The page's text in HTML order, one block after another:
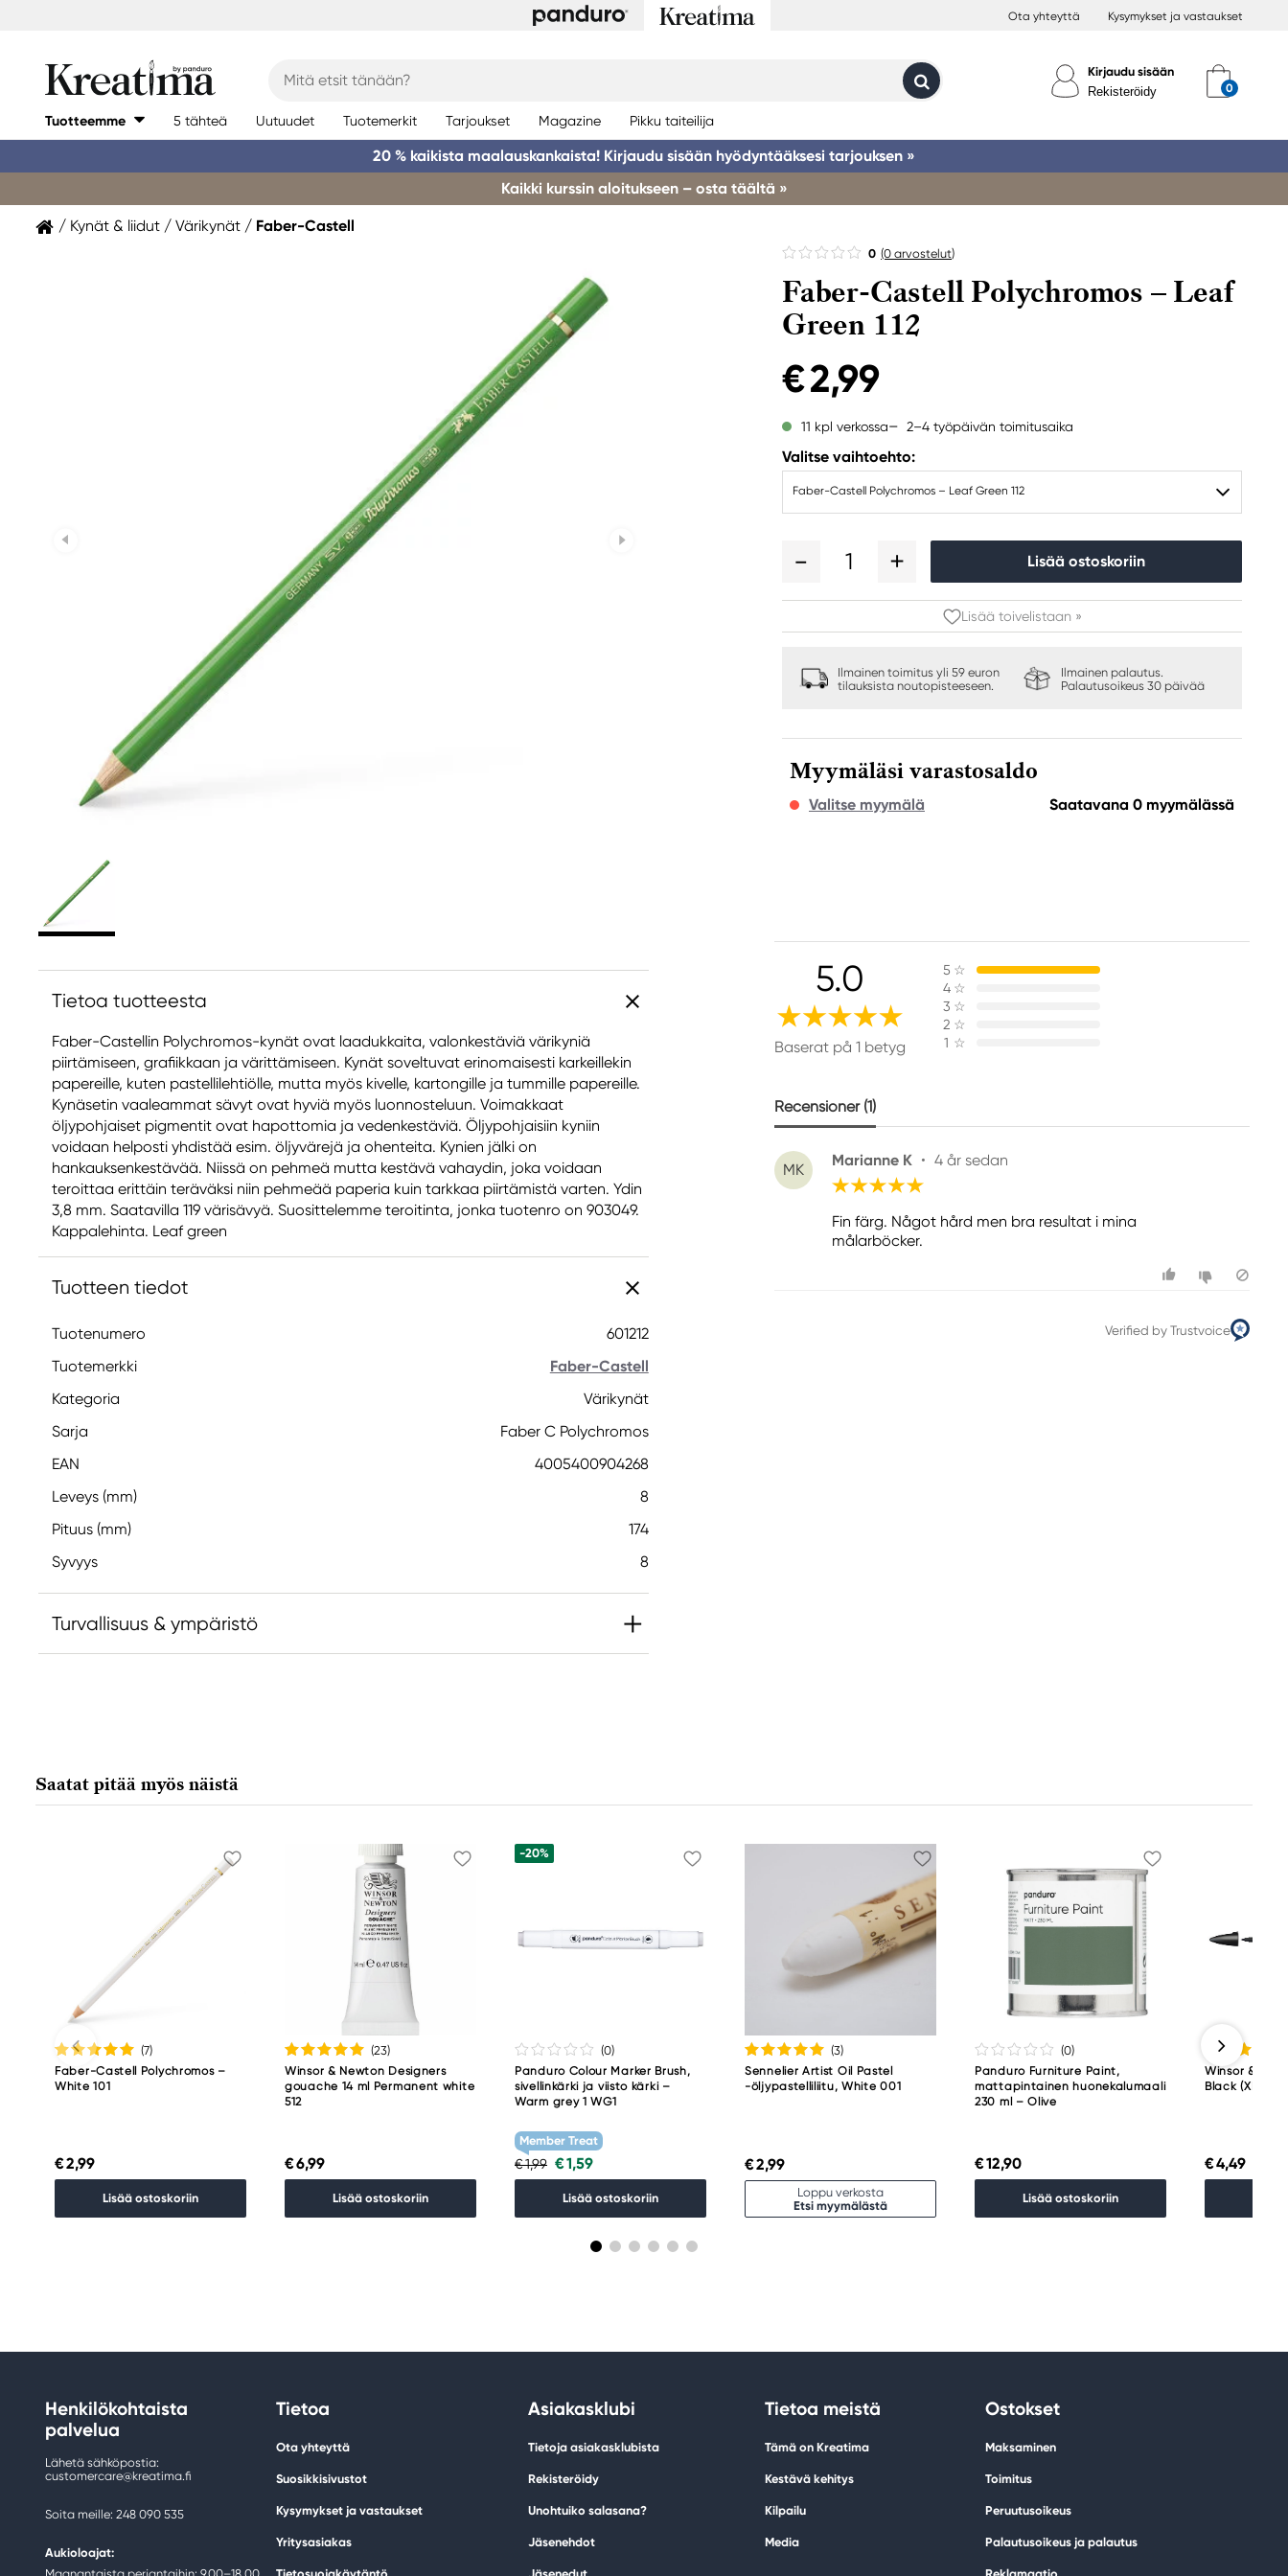
Ota yhteyttä Kysymykset ja vastaukset
Kirjaudu sisään
Rekisteröidy
Tuotteemme 5 tähteä Uutuudet Tuotemerkit Tarjoukset Magazine Pikku taiteilija
20 % kaikista maalauskankaista! Kirjaudu sisään hyödyntääksesi tarjouksen »
Kaikki kurssin aloitukseen – osta täältä »
Kynät & liidut Värikynät Faber-Castell
0 (0 arvostelut)
Faber-Castell Polychromos – Leaf
Green 112
€ 2,99
11 kpl verkossa 2–4 työpäivän toimitusaika
Valitse vaihtoehto:
Faber-Castell Polychromos – Leaf Green 112
1 Lisää ostoskoriin
Lisää toivelistaan »
Ilmainen toimitus yli 59 euron
tilauksista noutopisteeseen.
Ilmainen palautus.
Palautusoikeus 30 päivää
Myymäläsi varastosaldo
Valitse myymälä Saatavana 0 myymälässä
Tietoa tuotteesta
Faber-Castellin Polychromos-kynät ovat laadukkaita, valonkestäviä värikyniä
piirtämiseen, grafiikkaan ja värittämiseen. Kynät soveltuvat erinomaisesti karkeillekin
papereille, kuten pastellilehtiölle, mutta myös kivelle, kartongille ja tummille papereille.
Kynäsetin vaaleammat sävyt ovat hyviä myös luonnosteluun. Voimakkaat
öljypohjaiset pigmentit ovat hapottomia ja vedenkestäviä. Öljypohjaisiin kyniin
voidaan helposti yhdistää esim. öljyvärejä ja ohenteita. Kynien jälki on
hankauksenkestävää. Niissä on pehmeä mutta kestävä vahaydin, joka voidaan
teroittaa erittäin teräväksi niin pehmeää paperia kuin tarkkaa piirtämistä varten. Ydin
3,8 mm. Saatavilla 119 värisävyä. Suosittelemme teroitinta, jonka tuotenro on 903049.
Kappalehinta. Leaf green
Tuotteen tiedot
Tuotenumero
601212
Tuotemerkki
Faber-Castell
Kategoria
Värikynät
Sarja
Faber C Polychromos
EAN
4005400904268
Leveys (mm)
8
Pituus (mm)
174
Syvyys
8
Turvallisuus & ympäristö
90546 Stein, Germany
info@Faber-Castell.de
5.0
Baserat på 1 betyg
5 ☆
4 ☆
3 ☆
2 ☆
1 ☆
Recensioner (1)
MK
Marianne K • 4 år sedan
Fin färg. Något hård men bra resultat i mina
målarböcker.
Verified by Trustvoice
Saatat pitää myös näistä
(7)
Faber-Castell Polychromos –
White 101
€ 2,99
Lisää ostoskoriin
(23)
Winsor & Newton Designers
gouache 14 ml Permanent white
512
€ 6,99
Lisää ostoskoriin
-20%
(0)
Panduro Colour Marker Brush,
sivellinkärki ja viisto kärki –
Warm grey 1 WG1
Member Treat
€ 1,99 € 1,59
Lisää ostoskoriin
(3)
Sennelier Artist Oil Pastel
-öljypastelliliitu, White 001
€ 2,99
Loppu verkosta
Etsi myymälästä
(0)
Panduro Furniture Paint,
mattapintainen huonekalumaali
230 ml – Olive
€ 12,90
Lisää ostoskoriin
Winsor &
Black (XB)
€ 4,49
Henkilökohtaista
palvelua
Lähetä sähköpostia:
customercare@kreatima.fi
Soita meille: 248 090 535
Aukioloajat:
Tietoa
Ota yhteyttä
Suosikkisivustot
Kysymykset ja vastaukset
Yritysasiakas
Asiakasklubi
Tietoja asiakasklubista
Rekisteröidy
Unohtuiko salasana?
Jäsenehdot
Tietoa meistä
Tämä on Kreatima
Kestävä kehitys
Kilpailu
Media
Ostokset
Maksaminen
Toimitus
Peruutusoikeus
Palautusoikeus ja palautus